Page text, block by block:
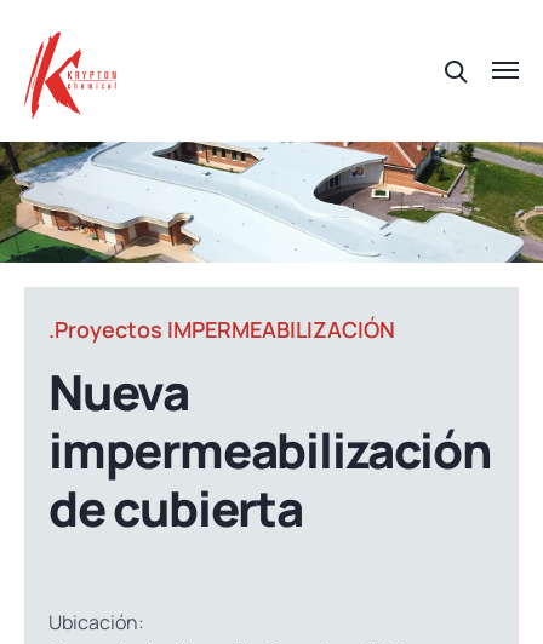
.Proyectos IMPERMEABILIZACIÓN
Nueva
impermeabilización
de cubierta
Ubicación: